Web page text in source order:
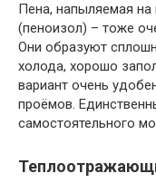
Пена, напыляемая на
(пеноизол) – тоже
Они образуют
холода, хорошо
вариант очень
проёмов.
самостоятельного